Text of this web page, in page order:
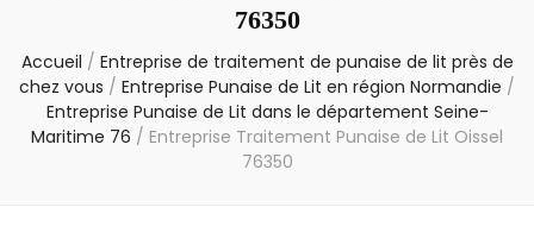
76350
Accueil / Entreprise de traitement de punaise de lit près de
chez vous / Entreprise Punaise de Lit en région Normandie /
Entreprise Punaise de Lit dans le département Seine-
Maritime 76 / Entreprise Traitement Punaise de Lit Oissel
76350